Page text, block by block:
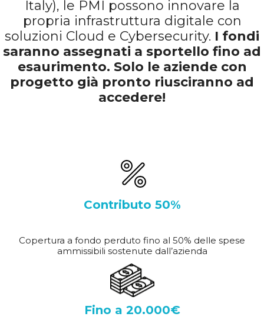
Italy), le PMI possono innovare la
propria infrastruttura digitale con
soluzioni Cloud e Cybersecurity. I fondi
saranno assegnati a sportello fino ad
esaurimento. Solo le aziende con
progetto già pronto riusciranno ad
accedere!
Contributo 50%
Copertura a fondo perduto fino al 50% delle spese
ammissibili sostenute dall’azienda
Fino a 20.000€